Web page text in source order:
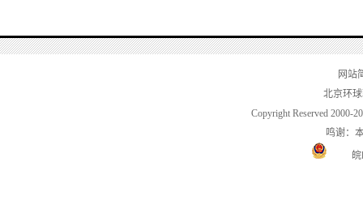
网站
北京环
Copyright Reserved 2000-
鸣谢：